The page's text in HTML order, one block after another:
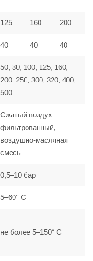
125 160 200
40 40 40
50, 80, 100, 125, 160,
200, 250, 300, 320, 400,
500
Сжатый воздух,
фильтрованный,
воздушно-масляная
смесь
0,5–10 бар
5–60° C
не более 5–150° C